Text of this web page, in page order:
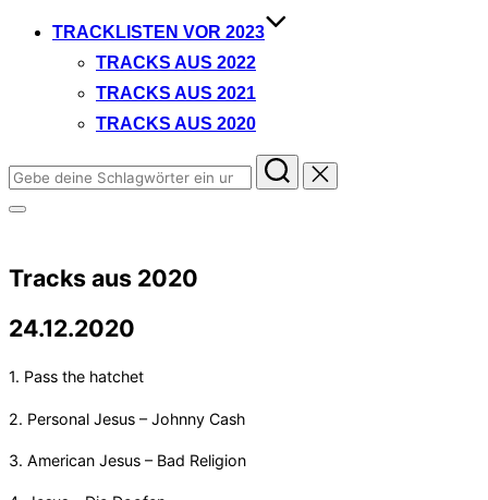
TRACKLISTEN VOR 2023
TRACKS AUS 2022
TRACKS AUS 2021
TRACKS AUS 2020
Suchen
nach:
Seitenleiste
umschalten
Tracks aus 2020
24.12.2020
1. Pass the hatchet
2. Personal Jesus – Johnny Cash
3. American Jesus – Bad Religion